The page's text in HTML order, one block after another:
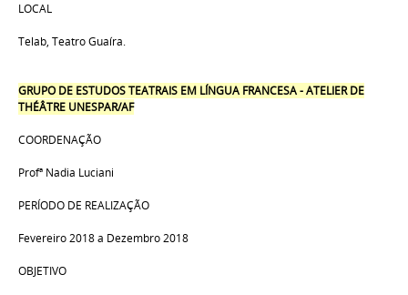
LOCAL
Telab, Teatro Guaíra.
GRUPO DE ESTUDOS TEATRAIS EM LÍNGUA FRANCESA - ATELIER DE
THÉÂTRE UNESPAR/AF
COORDENAÇÃO
Profª Nadia Luciani
PERÍODO DE REALIZAÇÃO
Fevereiro 2018 a Dezembro 2018
OBJETIVO